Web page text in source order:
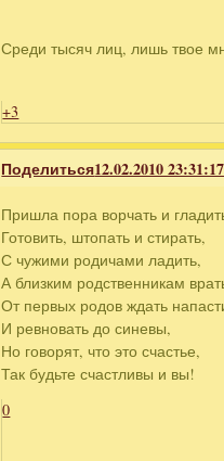
Среди тысяч лиц, лишь твое
+3
Поделиться12.02.2010 23:31:17
Пришла пора ворчать и
Готовить, штопать и стирать,
С чужими родичами ладить,
А близким родственникам
От первых родов ждать
И ревновать до синевы,
Но говорят, что это счастье,
Так будьте счастливы и вы!
0